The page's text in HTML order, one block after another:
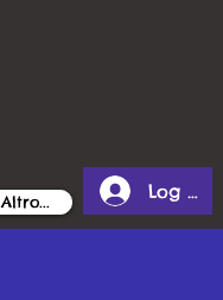
Altro... Log In